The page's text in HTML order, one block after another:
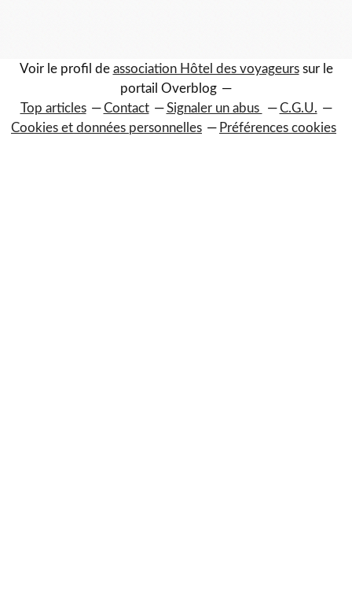
Voir le profil de association Hôtel des voyageurssur le
portail Overblog
Top articles
Contact Signaler un abus
C.G.U.
Cookies et données personnelles
Préférences cookies